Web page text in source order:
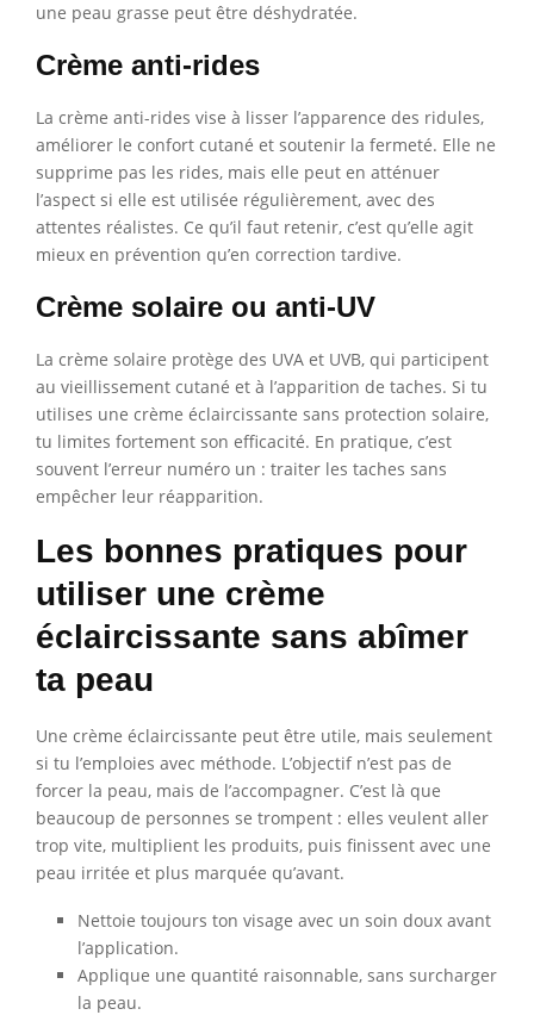
une peau grasse peut être déshydratée.
Crème anti-rides
La crème anti-rides vise à lisser l’apparence des ridules,
améliorer le confort cutané et soutenir la fermeté. Elle ne
supprime pas les rides, mais elle peut en atténuer
l’aspect si elle est utilisée régulièrement, avec des
attentes réalistes. Ce qu’il faut retenir, c’est qu’elle agit
mieux en prévention qu’en correction tardive.
Crème solaire ou anti-UV
La crème solaire protège des UVA et UVB, qui participent
au vieillissement cutané et à l’apparition de taches. Si tu
utilises une crème éclaircissante sans protection solaire,
tu limites fortement son efficacité. En pratique, c’est
souvent l’erreur numéro un : traiter les taches sans
empêcher leur réapparition.
Les bonnes pratiques pour
utiliser une crème
éclaircissante sans abîmer
ta peau
Une crème éclaircissante peut être utile, mais seulement
si tu l’emploies avec méthode. L’objectif n’est pas de
forcer la peau, mais de l’accompagner. C’est là que
beaucoup de personnes se trompent : elles veulent aller
trop vite, multiplient les produits, puis finissent avec une
peau irritée et plus marquée qu’avant.
Nettoie toujours ton visage avec un soin doux avant
l’application.
Applique une quantité raisonnable, sans surcharger
la peau.